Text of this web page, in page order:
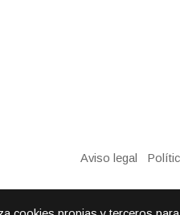
Aviso legal